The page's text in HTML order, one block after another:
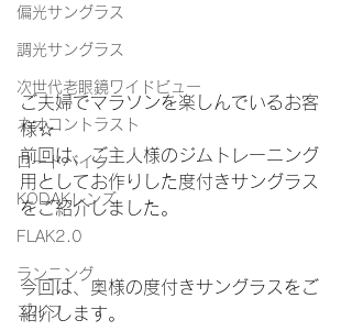
偏光サングラス
調光サングラス
次世代老眼鏡ワイドビュー
ネオコントラスト
ロードバイク
KODAKレンズ
FLAK2.0
ランニング
ゴルフ
ご夫婦でマラソンを楽しんでいるお客
様☆
前回は、ご主人様のジムトレーニング
用としてお作りした度付きサングラス
をご紹介しました。
今回は、奥様の度付きサングラスをご
紹介します。